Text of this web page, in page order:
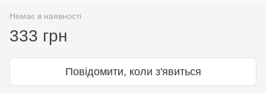
Немає в наявності
333 грн
Повідомити, коли з'явиться